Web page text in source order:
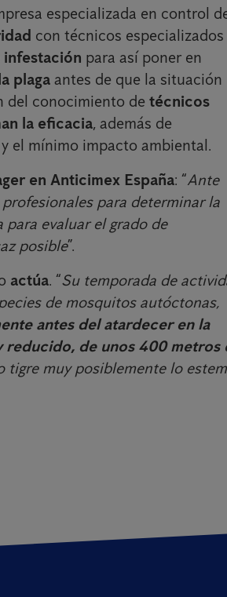
especializada en control
con técnicos especializados
infestación para así poner en
plaga antes de que la situación
del conocimiento de técnicos
la eficacia, además de
el mínimo impacto ambiental.
en Anticimex España: “Ante
para determinar la
para evaluar el grado de
posible”.
actúa. “Su temporada de
de mosquitos autóctonas,
antes del atardecer en la
reducido, de unos 400 metros
muy posiblemente lo